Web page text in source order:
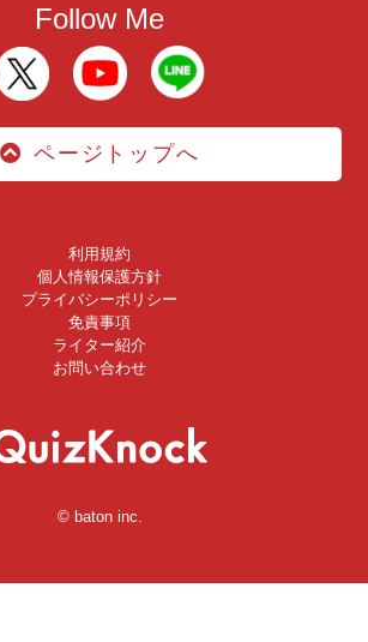
Follow Me
ページトップへ
利用規約
個人情報保護方針
プライバシーポリシー
免責事項
ライター紹介
お問い合わせ
© baton inc.